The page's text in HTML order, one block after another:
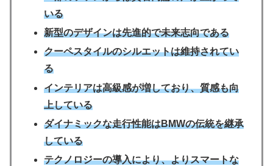
いる
新型のデザインは先進的で未来志向である
クーペスタイルのシルエットは維持されてい
る
インテリアは高級感が増しており、質感も向
上している
ダイナミックな走行性能はBMWの伝統を継承
している
テクノロジーの導入により、よりスマートな